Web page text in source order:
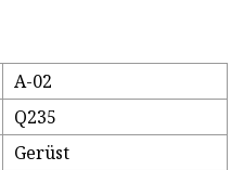
A-02
Q235
Gerüst